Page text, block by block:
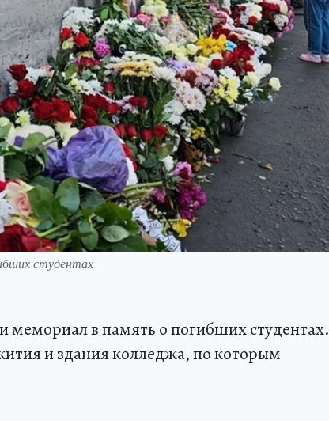
студентах
мемориал в память о погибших студентах.
и здания колледжа, по которым